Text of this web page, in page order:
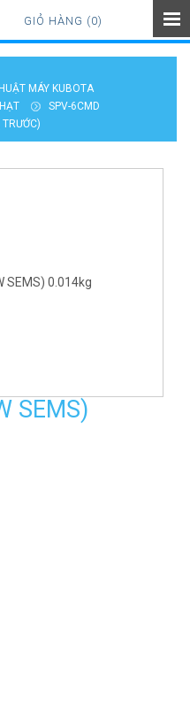
GIỎ HÀNG (0)
MÁY KUBOTA
SPV-6CMD
SEMS)